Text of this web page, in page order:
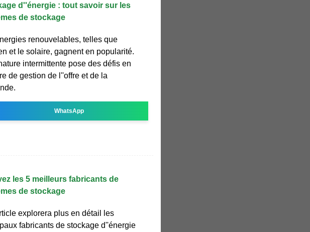
d''énergie : tout savoir sur les
de stockage
renouvelables, telles que
et le solaire, gagnent en popularité.
intermittente pose des défis en
de gestion de l''offre et de la
WhatsApp
les 5 meilleurs fabricants de
de stockage
explorera plus en détail les
fabricants de stockage d''énergie